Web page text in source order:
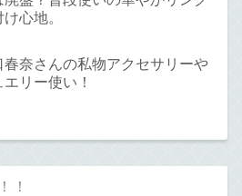
心地。
春奈さんの私物アクセサリーや
エリー使い！
！